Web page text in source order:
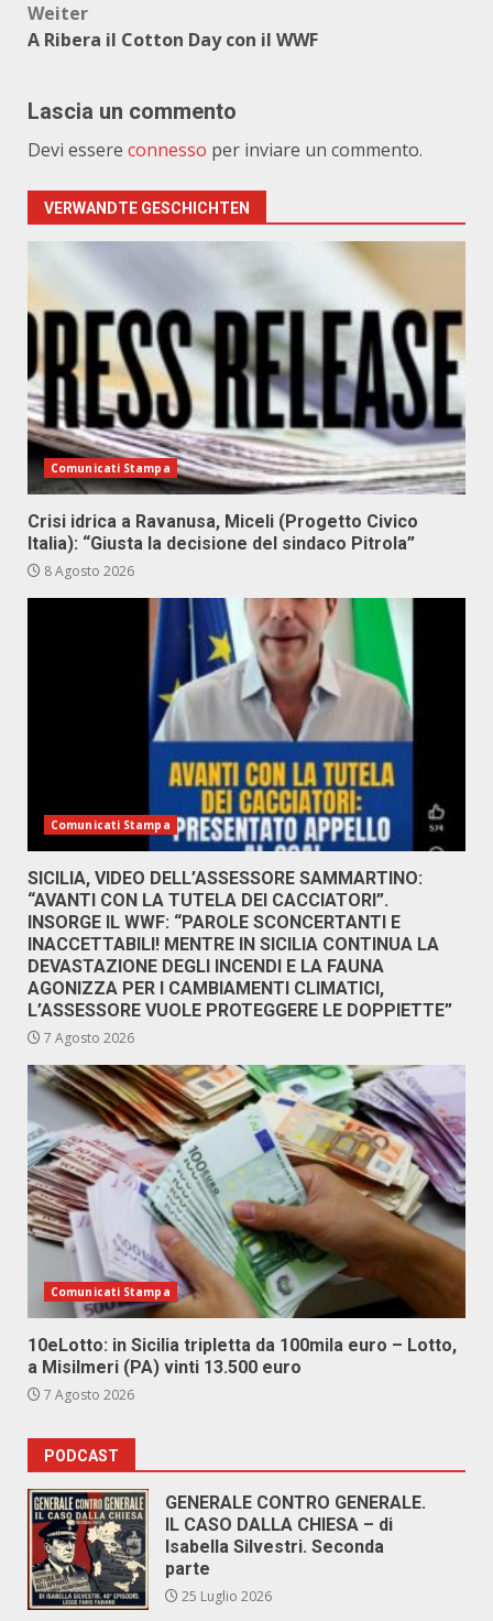
Weiter
A Ribera il Cotton Day con il WWF
Lascia un commento
Devi essere connesso per inviare un commento.
VERWANDTE GESCHICHTEN
Comunicati Stampa
Crisi idrica a Ravanusa, Miceli (Progetto Civico
Italia): “Giusta la decisione del sindaco Pitrola”
8 Agosto 2026
Comunicati Stampa
SICILIA, VIDEO DELL’ASSESSORE SAMMARTINO:
“AVANTI CON LA TUTELA DEI CACCIATORI”.
INSORGE IL WWF: “PAROLE SCONCERTANTI E
INACCETTABILI! MENTRE IN SICILIA CONTINUA LA
DEVASTAZIONE DEGLI INCENDI E LA FAUNA
AGONIZZA PER I CAMBIAMENTI CLIMATICI,
L’ASSESSORE VUOLE PROTEGGERE LE DOPPIETTE”
7 Agosto 2026
Comunicati Stampa
10eLotto: in Sicilia tripletta da 100mila euro – Lotto,
a Misilmeri (PA) vinti 13.500 euro
7 Agosto 2026
PODCAST
GENERALE CONTRO GENERALE.
IL CASO DALLA CHIESA – di
Isabella Silvestri. Seconda
parte
25 Luglio 2026